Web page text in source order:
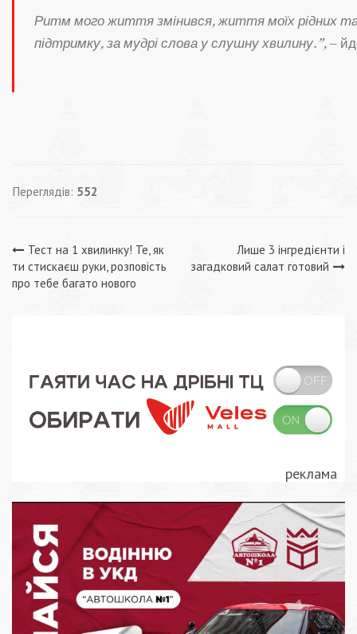
Ритм мого життя змінився, життя моїх рідних
підтримку, за мудрі слова у слушну хвилину.”, –
Переглядів: 552
Навігація
записів
Тест на 1 хвилинку! Те, як
ти стискаєш руки, розповість
про тебе багато нового
Лише 3 інгредієнти і
загадковий салат готовий